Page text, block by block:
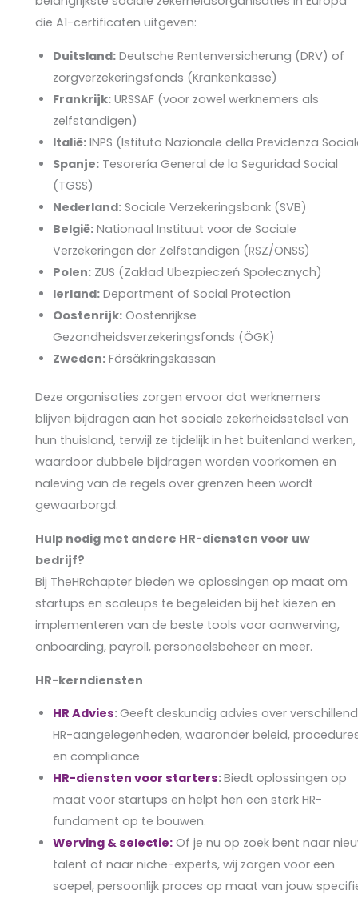
die A1-certificaten uitgeven:
Duitsland: Deutsche Rentenversicherung (DRV) of
zorgverzekeringsfonds (Krankenkasse)
Frankrijk: URSSAF (voor zowel werknemers als
zelfstandigen)
Italië: INPS (Istituto Nazionale della Previdenza
Spanje: Tesorería General de la Seguridad Social
(TGSS)
Nederland: Sociale Verzekeringsbank (SVB)
België: Nationaal Instituut voor de Sociale
Verzekeringen der Zelfstandigen (RSZ/ONSS)
Polen: ZUS (Zakład Ubezpieczeń Społecznych)
Ierland: Department of Social Protection
Oostenrijk: Oostenrijkse
Gezondheidsverzekeringsfonds (ÖGK)
Zweden: Försäkringskassan
Deze organisaties zorgen ervoor dat werknemers
blijven bijdragen aan het sociale zekerheidsstelsel van
hun thuisland, terwijl ze tijdelijk in het buitenland werken,
waardoor dubbele bijdragen worden voorkomen en
naleving van de regels over grenzen heen wordt
gewaarborgd.
Hulp nodig met andere HR-diensten voor uw
bedrijf?
Bij TheHRchapter bieden we oplossingen op maat om
startups en scaleups te begeleiden bij het kiezen en
implementeren van de beste tools voor aanwerving,
onboarding, payroll, personeelsbeheer en meer.
HR-kerndiensten
HR Advies:Geeft deskundig advies over
HR-aangelegenheden, waaronder beleid,
en compliance
HR-diensten voor starters:Biedt oplossingen op
maat voor startups en helpt hen een sterk HR-
fundament op te bouwen.
Werving & selectie: Of je nu op zoek bent naar
talent of naar niche-experts, wij zorgen voor een
soepel, persoonlijk proces op maat van jouw